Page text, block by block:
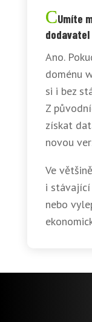
Umíte
Ano.
doménu
si i bez
Z
získat
novou
Ve
i
nebo